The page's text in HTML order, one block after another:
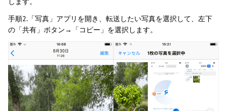
手順2.「写真」アプリを開き、転送したい写真を選択して、左下
の「共有」ボタン→「コピー」を選択します。